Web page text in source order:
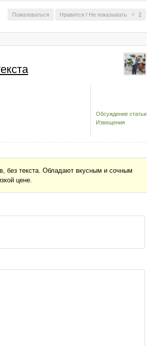
Нравится / Не показывать 2
Пожаловаться
Обсуждение статьи
Извещения
без текста. Обладают вкусным и сочным
цене.